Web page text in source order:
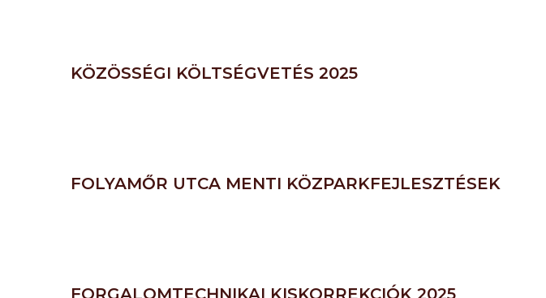
KÖZÖSSÉGI KÖLTSÉGVETÉS 2025
FOLYAMŐR UTCA MENTI KÖZPARKFEJLESZTÉSEK
FORGALOMTECHNIKAI KISKORREKCIÓK 2025